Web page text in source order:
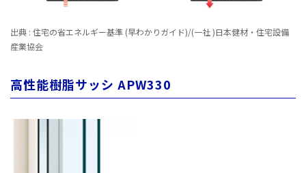
出典 : 住宅の省エネルギー基準 (早わかりガイド)/(一社 )日本健材・住宅設備
産業協会
高性能樹脂サッシ APW330